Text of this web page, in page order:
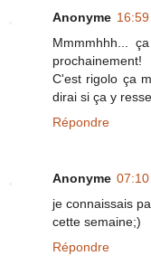
Anonyme 16:59
Mmmmhhh...
prochainement!
C'est rigolo ça
dirai si ça y
Répondre
Anonyme 07:10
je connaissais
cette semaine;)
Répondre